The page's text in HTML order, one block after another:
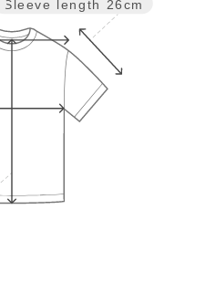
Sleeve length 26cm